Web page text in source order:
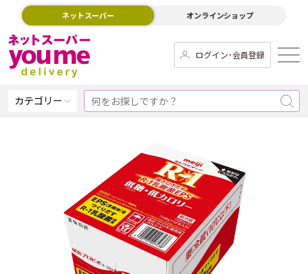
ネットスーパー オンラインショップ
ログイン･会員登録
カテゴリー